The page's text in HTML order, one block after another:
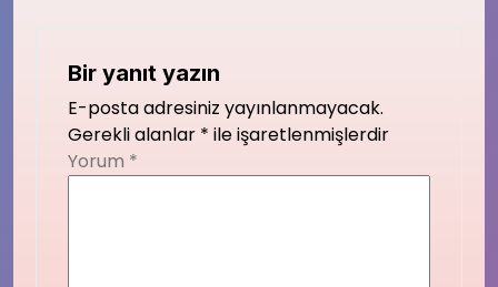
Bir yanıt yazın
E-posta adresiniz yayınlanmayacak.
Gerekli alanlar * ile işaretlenmişlerdir
Yorum *